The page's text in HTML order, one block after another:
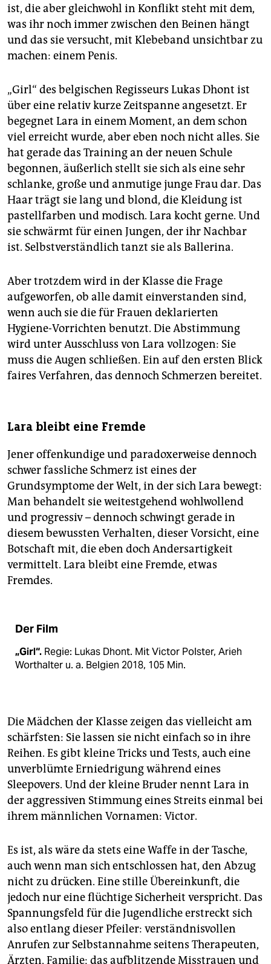
ist, die aber gleichwohl in Konflikt steht mit dem,
was ihr noch immer zwischen den Beinen hängt
und das sie versucht, mit Klebeband unsichtbar zu
machen: einem Penis.
„Girl“ des belgischen Regisseurs Lukas Dhont ist
über eine relativ kurze Zeitspanne angesetzt. Er
begegnet Lara in einem Moment, an dem schon
viel erreicht wurde, aber eben noch nicht alles. Sie
hat gerade das Training an der neuen Schule
begonnen, äußerlich stellt sie sich als eine sehr
schlanke, große und anmutige junge Frau dar. Das
Haar trägt sie lang und blond, die Kleidung ist
pastellfarben und modisch. Lara kocht gerne. Und
sie schwärmt für einen Jungen, der ihr Nachbar
ist. Selbstverständlich tanzt sie als Ballerina.
Aber trotzdem wird in der Klasse die Frage
aufgeworfen, ob alle damit einverstanden sind,
wenn auch sie die für Frauen deklarierten
Hygiene-Vorrichten benutzt. Die Abstimmung
wird unter Ausschluss von Lara vollzogen: Sie
muss die Augen schließen. Ein auf den ersten Blick
faires Verfahren, das dennoch Schmerzen bereitet.
Lara bleibt eine Fremde
Jener offenkundige und paradoxerweise dennoch
schwer fassliche Schmerz ist eines der
Grundsymptome der Welt, in der sich Lara bewegt:
Man behandelt sie weitestgehend wohlwollend
und progressiv – dennoch schwingt gerade in
diesem bewussten Verhalten, dieser Vorsicht, eine
Botschaft mit, die eben doch Andersartigkeit
vermittelt. Lara bleibt eine Fremde, etwas
Fremdes.
Der Film
„Girl“. Regie: Lukas Dhont. Mit Victor Polster, Arieh
Worthalter u. a. Belgien 2018, 105 Min.
Die Mädchen der Klasse zeigen das vielleicht am
schärfsten: Sie lassen sie nicht einfach so in ihre
Reihen. Es gibt kleine Tricks und Tests, auch eine
unverblümte Erniedrigung während eines
Sleepovers. Und der kleine Bruder nennt Lara in
der aggressiven Stimmung eines Streits einmal bei
ihrem männlichen Vornamen: Victor.
Es ist, als wäre da stets eine Waffe in der Tasche,
auch wenn man sich entschlossen hat, den Abzug
nicht zu drücken. Eine stille Übereinkunft, die
jedoch nur eine flüchtige Sicherheit verspricht. Das
Spannungsfeld für die Jugendliche erstreckt sich
also entlang dieser Pfeiler: verständnisvollen
Anrufen zur Selbstannahme seitens Therapeuten,
Ärzten, Familie; das aufblitzende Misstrauen und